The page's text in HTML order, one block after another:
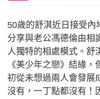
50歲的舒淇近日接受內
分享與老公馮德倫由相
人獨特的相處模式。舒
《美少年之戀》結緣
初從未想過兩人會發展
沒有，一丁點都沒有！